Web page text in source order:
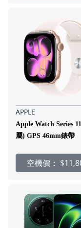
APPLE
Apple Watch Series
屬) GPS 46mm錶帶
空機價：